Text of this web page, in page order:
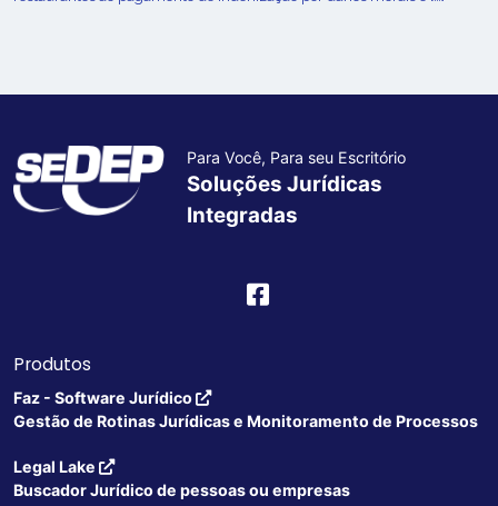
Para Você, Para seu Escritório
Soluções Jurídicas
Integradas
Produtos
Faz - Software Jurídico
Gestão de Rotinas Jurídicas e Monitoramento de Processos
Legal Lake
Buscador Jurídico de pessoas ou empresas